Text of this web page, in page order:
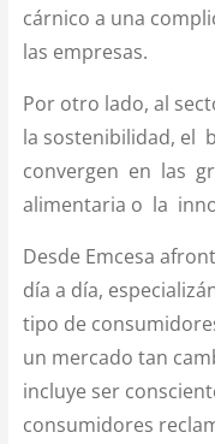
cárnico a una
las empresas.
Por otro lado, al
la sostenibilidad, el
convergen en las
alimentaria o la
Desde Emcesa
día a día,
tipo de
un mercado tan
incluye ser
consumidores